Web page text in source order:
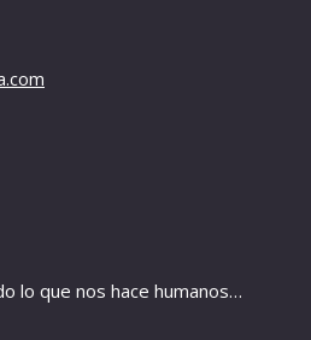
lo que nos hace humanos…